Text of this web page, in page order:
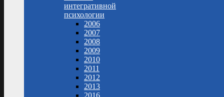
интегративной
психологии
2006
2007
2008
2009
2010
2011
2012
2013
2016